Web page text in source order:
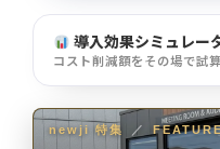
導入効果シミュレー
コスト削減額をその場で試算
newji 特集 ／